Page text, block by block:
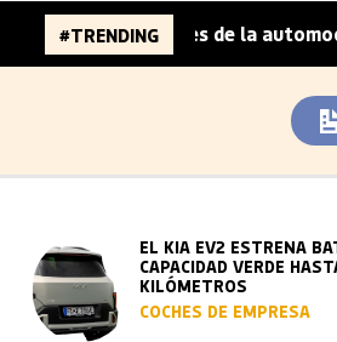
#TRENDING
96.000 millones de la automoción
EL KIA EV2 ESTRENA
CAPACIDAD VERDE
KILÓMETROS
COCHES DE EMPRESA